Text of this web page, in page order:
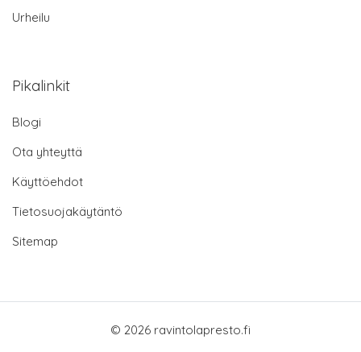
Urheilu
Pikalinkit
Blogi
Ota yhteyttä
Käyttöehdot
Tietosuojakäytäntö
Sitemap
© 2026 ravintolapresto.fi